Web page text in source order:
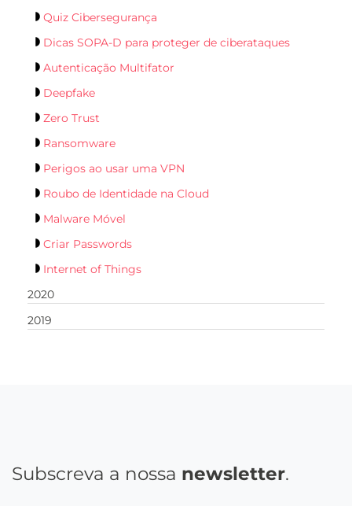
Quiz Cibersegurança
Dicas SOPA-D para proteger de ciberataques
Autenticação Multifator
Deepfake
Zero Trust
Ransomware
Perigos ao usar uma VPN
Roubo de Identidade na Cloud
Malware Móvel
Criar Passwords
Internet of Things
2020
2019
Subscreva a nossa newsletter.